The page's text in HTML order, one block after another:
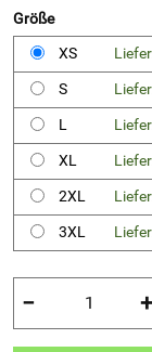
Größe
XS
S
L
XL
2XL
3XL
− +